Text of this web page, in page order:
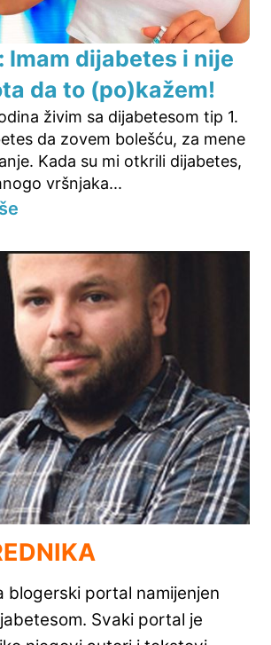
Imam dijabetes i nije
da to (po)kažem!
živim sa dijabetesom tip 1.
da zovem bolešću, za mene
Kada su mi otkrili dijabetes,
vršnjaka...
blogerski portal namijenjen
Svaki portal je